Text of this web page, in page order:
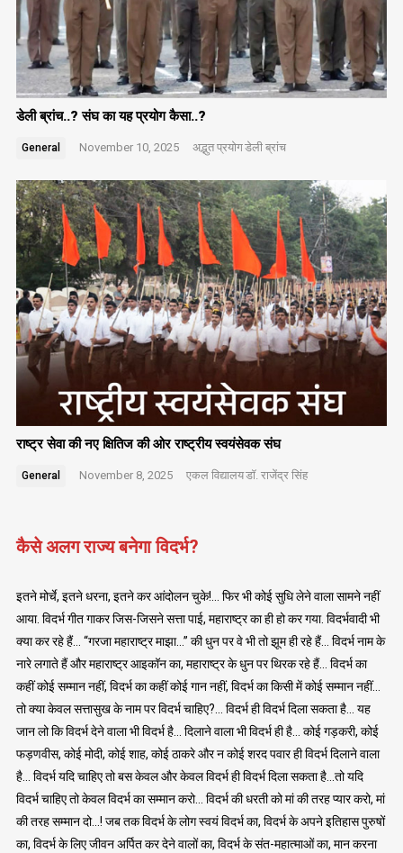
डेली ब्रांच..? संघ का यह प्रयोग कैसा..?
General November 10, 2025 अद्भुत प्रयोगडेली ब्रांच
राष्ट्र सेवा की नए क्षितिज की ओर राष्ट्रीय स्वयंसेवक संघ
General November 8, 2025 एकल विद्यालयडॉ. राजेंद्र सिंह
कैसे अलग राज्य बनेगा विदर्भ?
इतने मोर्चे, इतने धरना, इतने कर आंदोलन चुके!… फिर भी कोई सुधि लेने वाला सामने नहीं
आया. विदर्भ गीत गाकर जिस-जिसने सत्ता पाई, महाराष्ट्र का ही हो कर गया. विदर्भवादी भी
क्या कर रहे हैं… “गरजा महाराष्ट्र माझा…” की धुन पर वे भी तो झूम ही रहे हैं… विदर्भ नाम के
नारे लगाते हैं और महाराष्ट्र आइकॉन का, महाराष्ट्र के धुन पर थिरक रहे हैं… विदर्भ का
कहीं कोई सम्मान नहीं, विदर्भ का कहीं कोई गान नहीं, विदर्भ का किसी में कोई सम्मान नहीं…
तो क्या केवल सत्तासुख के नाम पर विदर्भ चाहिए?… विदर्भ ही विदर्भ दिला सकता है… यह
जान लो कि विदर्भ देने वाला भी विदर्भ है… दिलाने वाला भी विदर्भ ही है… कोई गड़करी, कोई
फड़णवीस, कोई मोदी, कोई शाह, कोई ठाकरे और न कोई शरद पवार ही विदर्भ दिलाने वाला
है… विदर्भ यदि चाहिए तो बस केवल और केवल विदर्भ ही विदर्भ दिला सकता है…तो यदि
विदर्भ चाहिए तो केवल विदर्भ का सम्मान करो… विदर्भ की धरती को मां की तरह प्यार करो, मां
की तरह सम्मान दो…! जब तक विदर्भ के लोग स्वयं विदर्भ का, विदर्भ के अपने इतिहास पुरुषों
का, विदर्भ के लिए जीवन अर्पित कर देने वालों का, विदर्भ के संत-महात्माओं का, मान करना